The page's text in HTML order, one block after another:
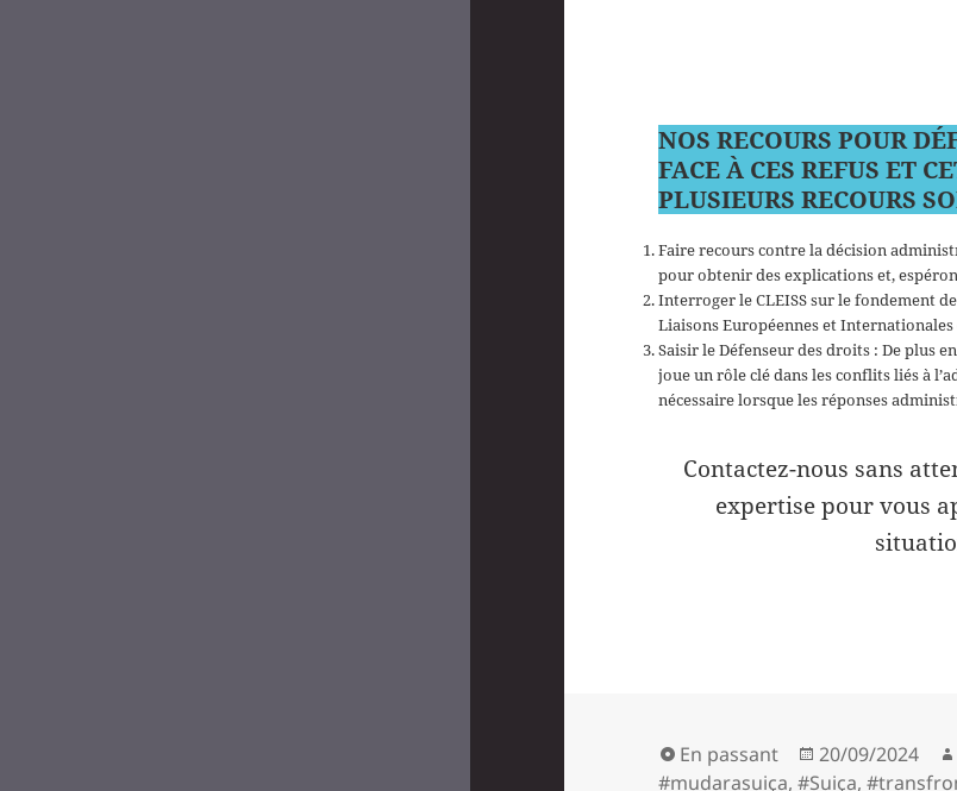
NOS RECOURS POUR
FACE À CES REFUS ET
PLUSIEURS RECOURS
Faire recours contre la décision
pour obtenir des explications et,
Interroger le CLEISS sur le fondement
Liaisons Européennes et
Saisir le Défenseur des droits : De plus
joue un rôle clé dans les conflits liés à
nécessaire lorsque les réponses
Contactez-nous sans
expertise pour vous
Format
En passant
Publié
le
20/09/2024
#mudarasuiça,#Suiça,